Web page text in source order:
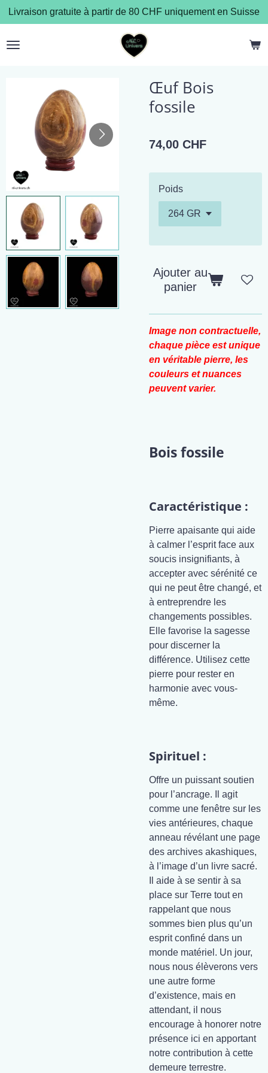
Passer
au
contenu
Livraison gratuite à partir de 80 CHF uniquement en Suisse
Œuf Bois
fossile
74,00 CHF
Poids
Ajouter au
panier
Image non contractuelle,
chaque pièce est unique
en véritable pierre, les
couleurs et nuances
peuvent varier.
Bois fossile
Caractéristique :
Pierre apaisante qui aide
à calmer l’esprit face aux
soucis insignifiants, à
accepter avec sérénité ce
qui ne peut être changé, et
à entreprendre les
changements possibles.
Elle favorise la sagesse
pour discerner la
différence. Utilisez cette
pierre pour rester en
harmonie avec vous-
même.
Spirituel :
Offre un puissant soutien
pour l’ancrage. Il agit
comme une fenêtre sur les
vies antérieures, chaque
anneau révélant une page
des archives akashiques,
à l’image d’un livre sacré.
Il aide à se sentir à sa
place sur Terre tout en
rappelant que nous
sommes bien plus qu’un
esprit confiné dans un
monde matériel. Un jour,
nous nous élèverons vers
une autre forme
d’existence, mais en
attendant, il nous
encourage à honorer notre
présence ici en apportant
notre contribution à cette
demeure terrestre.